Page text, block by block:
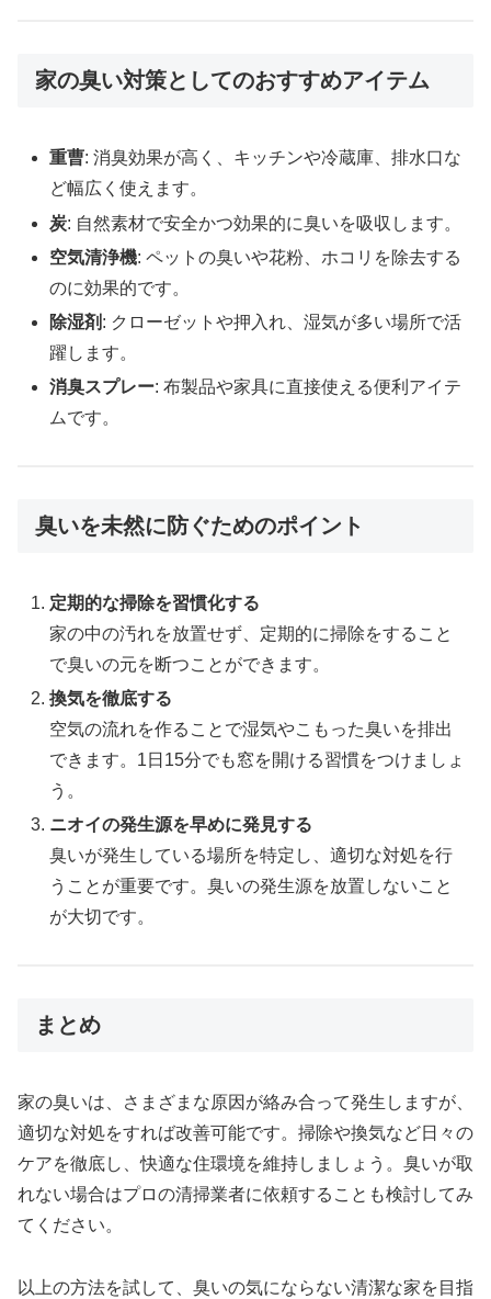
家の臭い対策としてのおすすめアイテム
重曹: 消臭効果が高く、キッチンや冷蔵庫、排水口な
ど幅広く使えます。
炭: 自然素材で安全かつ効果的に臭いを吸収します。
空気清浄機: ペットの臭いや花粉、ホコリを除去する
のに効果的です。
除湿剤 : クローゼットや押入れ、湿気が多い場所で活
躍します。
消臭スプレー: 布製品や家具に直接使える便利アイテ
ムです。
臭いを未然に防ぐためのポイント
定期的な掃除を習慣化する
家の中の汚れを放置せず、定期的に掃除をすること
で臭いの元を断つことができます。
換気を徹底する
空気の流れを作ることで湿気やこもった臭いを排出
できます。1日15分でも窓を開ける習慣をつけましょ
う。
ニオイの発生源を早めに発見する
臭いが発生している場所を特定し、適切な対処を行
うことが重要です。臭いの発生源を放置しないこと
が大切です。
まとめ
家の臭いは、さまざまな原因が絡み合って発生しますが、
適切な対処をすれば改善可能です。掃除や換気など日々の
ケアを徹底し、快適な住環境を維持しましょう。臭いが取
れない場合はプロの清掃業者に依頼することも検討してみ
てください。
以上の方法を試して、臭いの気にならない清潔な家を目指